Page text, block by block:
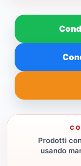
Prodotti
usando